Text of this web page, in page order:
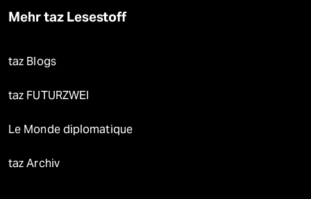
Mehr taz Lesestoff
taz Blogs
taz FUTURZWEI
Le Monde diplomatique
taz Archiv